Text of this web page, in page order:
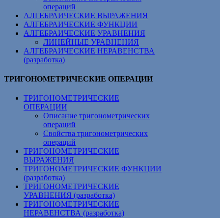
операций
АЛГЕБРАИЧЕСКИЕ ВЫРАЖЕНИЯ
АЛГЕБРАИЧЕСКИЕ ФУНКЦИИ
АЛГЕБРАИЧЕСКИЕ УРАВНЕНИЯ
ЛИНЕЙНЫЕ УРАВНЕНИЯ
АЛГЕБРАИЧЕСКИЕ НЕРАВЕНСТВА
(разработка)
ТРИГОНОМЕТРИЧЕСКИЕ ОПЕРАЦИИ
ТРИГОНОМЕТРИЧЕСКИЕ
ОПЕРАЦИИ
Описание тригонометрических
операций
Свойства тригонометрических
операций
ТРИГОНОМЕТРИЧЕСКИЕ
ВЫРАЖЕНИЯ
ТРИГОНОМЕТРИЧЕСКИЕ ФУНКЦИИ
(разработка)
ТРИГОНОМЕТРИЧЕСКИЕ
УРАВНЕНИЯ (разработка)
ТРИГОНОМЕТРИЧЕСКИЕ
НЕРАВЕНСТВА (разработка)